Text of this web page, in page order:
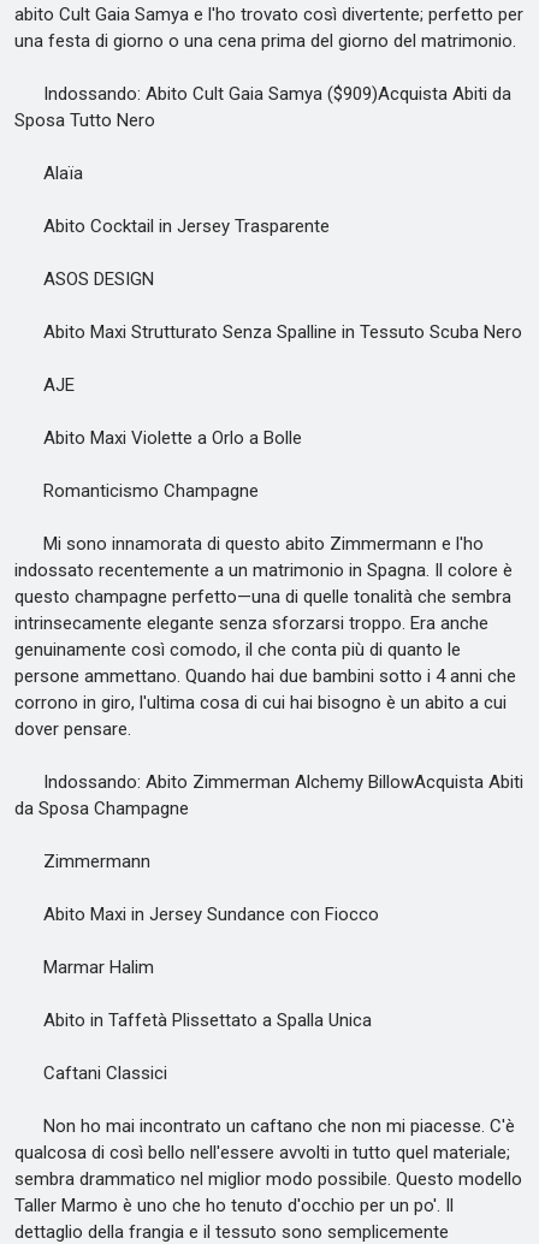
abito Cult Gaia Samya e l'ho trovato così divertente; perfetto per
una festa di giorno o una cena prima del giorno del matrimonio.
Indossando: Abito Cult Gaia Samya ($909)Acquista Abiti da
Sposa Tutto Nero
Alaïa
Abito Cocktail in Jersey Trasparente
ASOS DESIGN
Abito Maxi Strutturato Senza Spalline in Tessuto Scuba Nero
AJE
Abito Maxi Violette a Orlo a Bolle
Romanticismo Champagne
Mi sono innamorata di questo abito Zimmermann e l'ho
indossato recentemente a un matrimonio in Spagna. Il colore è
questo champagne perfetto—una di quelle tonalità che sembra
intrinsecamente elegante senza sforzarsi troppo. Era anche
genuinamente così comodo, il che conta più di quanto le
persone ammettano. Quando hai due bambini sotto i 4 anni che
corrono in giro, l'ultima cosa di cui hai bisogno è un abito a cui
dover pensare.
Indossando: Abito Zimmerman Alchemy BillowAcquista Abiti
da Sposa Champagne
Zimmermann
Abito Maxi in Jersey Sundance con Fiocco
Marmar Halim
Abito in Taffetà Plissettato a Spalla Unica
Caftani Classici
Non ho mai incontrato un caftano che non mi piacesse. C'è
qualcosa di così bello nell'essere avvolti in tutto quel materiale;
sembra drammatico nel miglior modo possibile. Questo modello
Taller Marmo è uno che ho tenuto d'occhio per un po'. Il
dettaglio della frangia e il tessuto sono semplicemente